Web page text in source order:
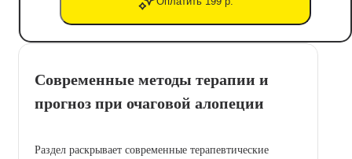
Современные методы терапии и
прогноз при очаговой алопеции
Раздел раскрывает современные терапевтические